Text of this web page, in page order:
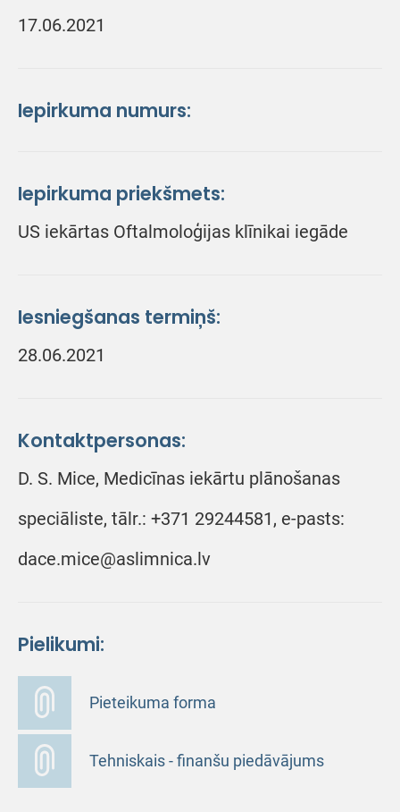
17.06.2021
Iepirkuma numurs:
Iepirkuma priekšmets:
US iekārtas Oftalmoloģijas klīnikai iegāde
Iesniegšanas termiņš:
28.06.2021
Kontaktpersonas:
D. S. Mice, Medicīnas iekārtu plānošanas
speciāliste, tālr.: +371 29244581, e-pasts:
dace.mice@aslimnica.lv
Pielikumi:
Pieteikuma forma
Tehniskais - finanšu piedāvājums